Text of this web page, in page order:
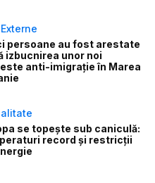
persoane au fost arestate
izbucnirea unor noi
anti-imigrație în Marea
se topește sub caniculă:
record și restricții